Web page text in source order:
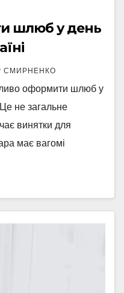
шлюб у день
СМИРНЕНКО
оформити шлюб у
не загальне
винятки для
має вагомі